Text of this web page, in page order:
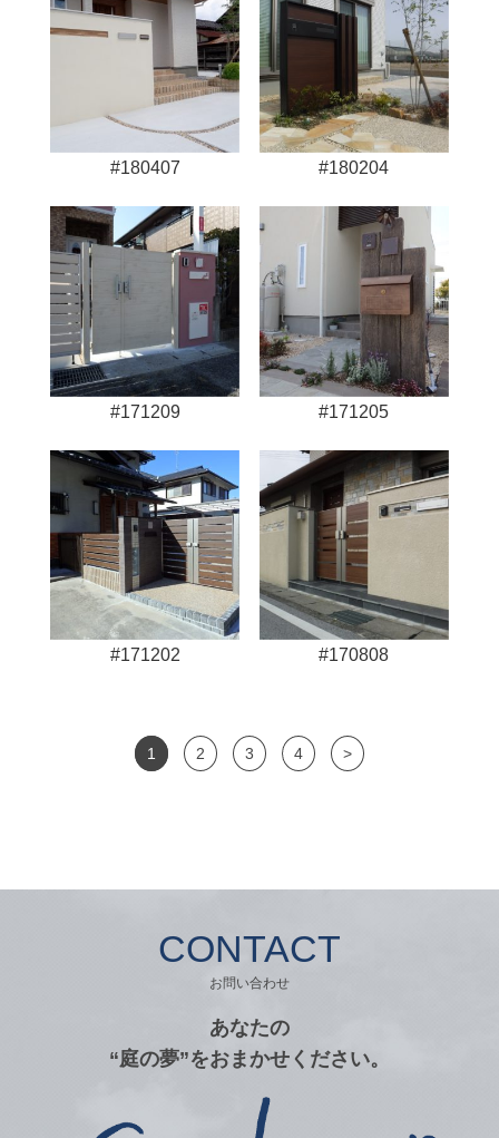
#180407 #180204
#171209 #171205
#171202 #170808
1 2 3 4 >
CONTACT
お問い合わせ
あなたの
“庭の夢”をおまかせください。